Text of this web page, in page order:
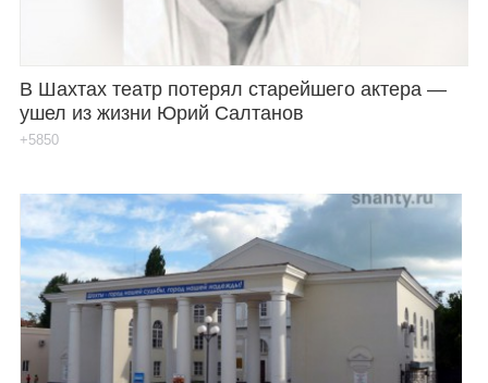
В Шахтах театр потерял старейшего актера —
ушел из жизни Юрий Салтанов
+5850